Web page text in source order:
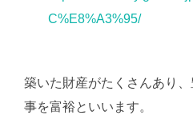
C%E8%A3%95/
築いた財産がたくさんあり
事を富裕といいます。